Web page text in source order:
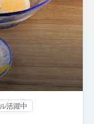
活躍中